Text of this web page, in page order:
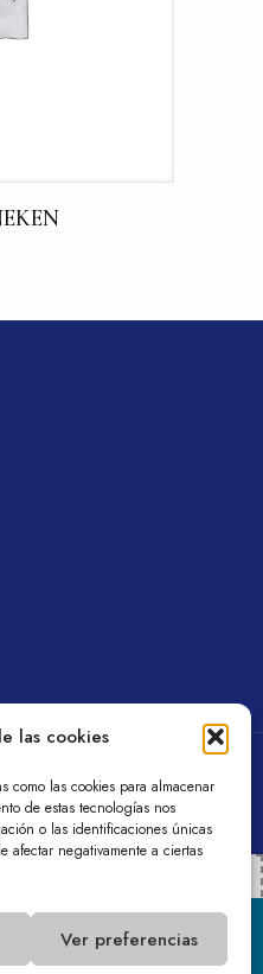
las cookies
como las cookies para almacenar
de estas tecnologías nos
o las identificaciones únicas
afectar negativamente a ciertas
Ver preferencias
(UE)